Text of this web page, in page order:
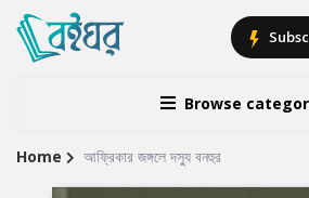
Browse
Site
Home আফ্রিকার জঙ্গলে দস্যু বনহুর